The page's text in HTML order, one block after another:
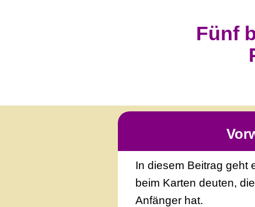
Fünf
In diesem Beitrag geht
beim Karten deuten,
Anfänger hat.